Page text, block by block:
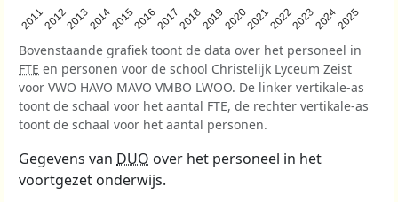
201120122013201420152016201720182019202020212022202320242025
Bovenstaande grafiek toont de data over het personeel in
FTE en personen voor de school Christelijk Lyceum Zeist
voor VWO HAVO MAVO VMBO LWOO. De linker vertikale-as
toont de schaal voor het aantal FTE, de rechter vertikale-as
toont de schaal voor het aantal personen.
Gegevens van DUO over het personeel in het
voortgezet onderwijs.